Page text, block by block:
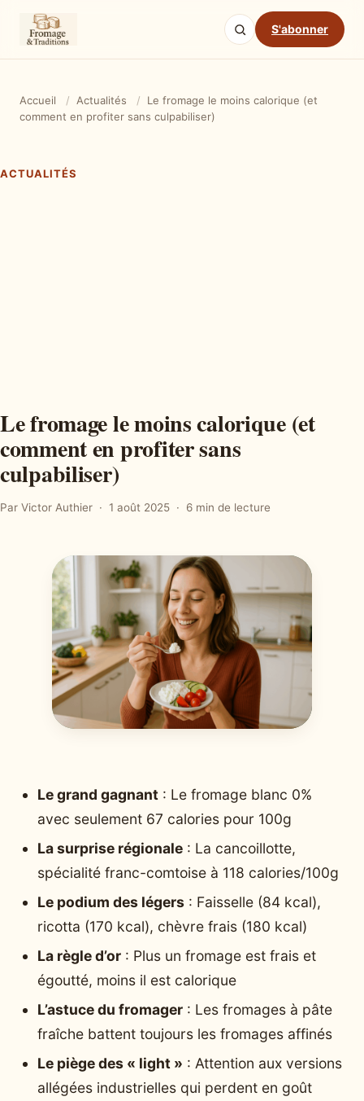
S'abonner
Accueil / Actualités /
Le fromage le moins calorique (et
comment en profiter sans culpabiliser)
ACTUALITÉS
Le fromage le moins calorique (et
comment en profiter sans
culpabiliser)
Par Victor Authier 1 août 2025 6 min de lecture
Le grand gagnant : Le fromage blanc 0%
avec seulement 67 calories pour 100g
La surprise régionale : La cancoillotte,
spécialité franc-comtoise à 118 calories/100g
Le podium des légers : Faisselle (84 kcal),
ricotta (170 kcal), chèvre frais (180 kcal)
La règle d’or : Plus un fromage est frais et
égoutté, moins il est calorique
L’astuce du fromager : Les fromages à pâte
fraîche battent toujours les fromages affinés
Le piège des « light » : Attention aux versions
allégées industrielles qui perdent en goût